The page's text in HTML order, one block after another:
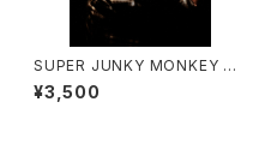
SUPER JUNKY MONKEY 超
狂猿Tシャツ（復刻版）
¥3,500